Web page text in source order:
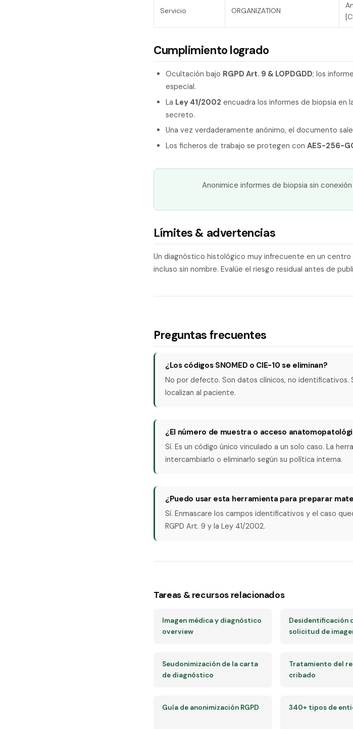
Servicio ORGANIZATION
Cumplimiento logrado
Ocultación bajo RGPD Art. 9 & LOPDGDD; los
especial.
La Ley 41/2002 encuadra los informes de biopsia en
secreto.
Una vez verdaderamente anónimo, el documento
Los ficheros de trabajo se protegen con AES-256-
Anonimice informes de biopsia sin
Límites & advertencias
Un diagnóstico histológico muy infrecuente en un
incluso sin nombre. Evalúe el riesgo residual antes de
Preguntas frecuentes
¿Los códigos SNOMED o CIE-10 se eliminan?
No por defecto. Son datos clínicos, no identificativos.
localizan al paciente.
¿El número de muestra o acceso
Sí. Es un código único vinculado a un solo caso. La
intercambiarlo o eliminarlo según su política interna.
¿Puedo usar esta herramienta para preparar
Sí. Enmascare los campos identificativos y el caso
RGPD Art. 9 y la Ley 41/2002.
Tareas & recursos relacionados
Imagen médica y diagnóstico
overview
Desidentificación
solicitud de
Seudonimización de la carta
de diagnóstico
Tratamiento del
cribado
Guía de anonimización RGPD 340+ tipos de